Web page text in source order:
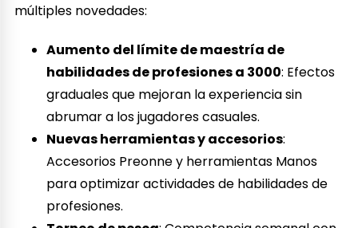
múltiples novedades:
Aumento del límite de maestría de
habilidades de profesiones a 3000: Efectos
graduales que mejoran la experiencia sin
abrumar a los jugadores casuales.
Nuevas herramientas y accesorios:
Accesorios Preonne y herramientas Manos
para optimizar actividades de habilidades de
profesiones.